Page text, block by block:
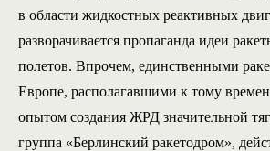
в области жидкостных реактивных
разворачивается пропаганда идеи
полетов. Впрочем, единственными
Европе, располагавшими к тому
опытом создания ЖРД значительной
группа «Берлинский ракетодром»,